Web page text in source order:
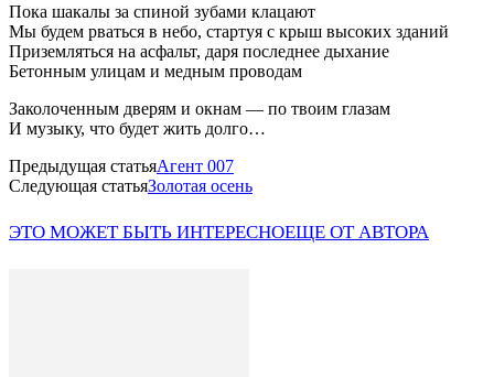
Пока шакалы за спиной зубами клацают
Мы будем рваться в небо, стартуя с крыш высоких зданий
Приземляться на асфальт, даря последнее дыхание
Бетонным улицам и медным проводам
Заколоченным дверям и окнам — по твоим глазам
И музыку, что будет жить долго…
Предыдущая статьяАгент 007
Следующая статьяЗолотая осень
ЭТО МОЖЕТ БЫТЬ ИНТЕРЕСНОЕЩЕ ОТ АВТОРА